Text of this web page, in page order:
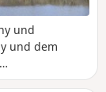
und
und dem